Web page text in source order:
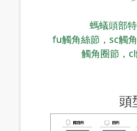
螞蟻頭部
fu觸角絲節，sc觸
觸角圈節，cl
頭